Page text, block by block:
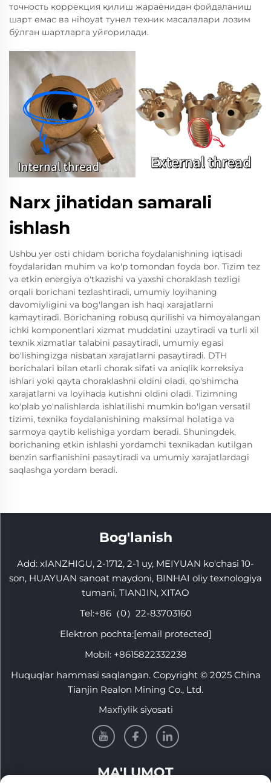
точность коррекция қилиш жараёнидан фойдаланиш
шарт емас ва нihoyat тунел техник масалалари лозим
бўлган шартларга уйғорилади.
Narx jihatidan samarali
ishlash
Ushbu yer osti chidam boricha foydalanishning iqtisadi
foydalaridan muhim va ko'p tomondan foyda bor. Tizim tez
va etkin energiya o'tkazishi va yaxshi choraklash tezligi
orqali borichani tezlashtiradi, umumiy loyihaning
davomiyligini va bog'langan ish haqi xarajatlarni
kamaytiradi. Borichaning robusq qurilishi va himoyalangan
ichki komponentlari xizmat muddatini uzaytiradi va turli xil
texnik xizmatlar talabini pasaytiradi, umumiy egasi
bo'lishingizga nisbatan xarajatlarni pasaytiradi. DTH
borichalari bilan etarli chorak sifati va aniqlik korreksiya
ishlari yoki qayta choraklashni oldini oladi, qo'shimcha
xarajatlarni va loyihada kutishni oldini oladi. Tizimning
ko'plab yo'nalishlarda ishlatilishi mumkin bo'lgan versatil
tizimi, texnika foydalanishining maksimal holatiga va
sarmoya qaytib kelishiga yordam beradi. Shuningdek,
borichaning etkin ishlashi yordamchi texnikadan kutilgan
benzin sarflanishini pasaytiradi va umumiy xarajatlardagi
saqlashga yordam beradi.
Bog'lanish
Add: xIANZHIGU, 2-1712, 2-1 uy, MEIYUAN ko'chasi 10-
son, HUAYUAN sanoat maydoni, BINHAI oliy texnologiya
tumani, TIANJIN, XITAO
Tel:+86（0）22-83703160
Elektron pochta:[email protected]
Mobil: +8615822332238
Huquqlar hammasi saqlangan. Copyright © 2025 China
Tianjin Realon Mining Co., Ltd.
Maxfiylik siyosati
MA'LUMOT